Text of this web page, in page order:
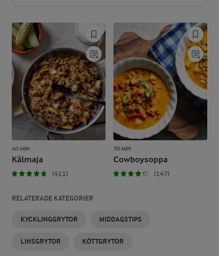
40 MIN
Kålmaja
(411)
30 MIN
Cowboysoppa
(147)
RELATERADE KATEGORIER
KYCKLINGGRYTOR MIDDAGSTIPS
LINSGRYTOR KÖTTGRYTOR